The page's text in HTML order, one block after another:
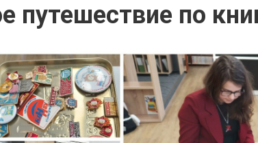
путешествие по